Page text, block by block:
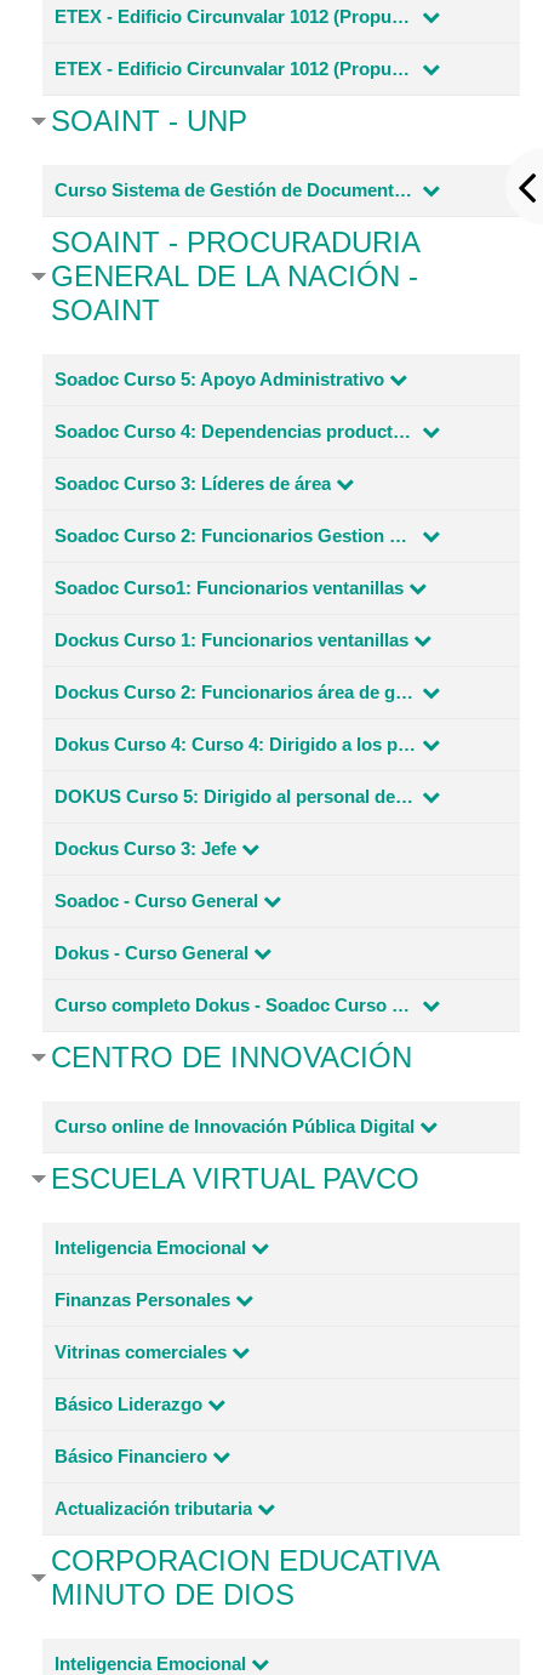
ETEX - Edificio Circunvalar 1012 (Propuesta 3)
ETEX - Edificio Circunvalar 1012 (Propuesta 4)
SOAINT - UNP
Curso Sistema de Gestión de Documentos Electrónicos de Archivo
SOAINT - PROCURADURIA
GENERAL DE LA NACIÓN -
SOAINT
Soadoc Curso 5: Apoyo Administrativo
Soadoc Curso 4: Dependencias productoras
Soadoc Curso 3: Líderes de área
Soadoc Curso 2: Funcionarios Gestion Documental
Soadoc Curso1: Funcionarios ventanillas
Dockus Curso 1: Funcionarios ventanillas
Dockus Curso 2: Funcionarios área de gestión documental y archivo
Dokus Curso 4: Curso 4: Dirigido a los profesional de las dependencias o áreas productoras
DOKUS Curso 5: Dirigido al personal de apoyo administrativo en las dependencias productoras
Dockus Curso 3: Jefe
Soadoc - Curso General
Dokus - Curso General
Curso completo Dokus - Soadoc Curso virtual de uso software de administración documental
CENTRO DE INNOVACIÓN
Curso online de Innovación Pública Digital
ESCUELA VIRTUAL PAVCO
Inteligencia Emocional
Finanzas Personales
Vitrinas comerciales
Básico Liderazgo
Básico Financiero
Actualización tributaria
CORPORACION EDUCATIVA
MINUTO DE DIOS
Inteligencia Emocional